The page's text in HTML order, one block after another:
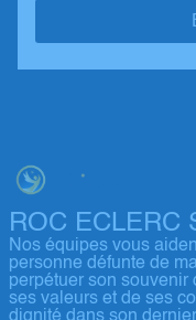
ROC ECLERC
Nos équipes vous
personne défunte de
perpétuer son souvenir
ses valeurs et de ses